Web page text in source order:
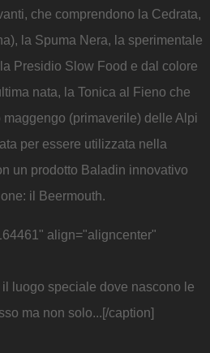
che comprendono la Cedrata,
la Spuma Nera, la sperimentale
Presidio Slow Food e dal colore
nata, la Tonica al Fieno che
(primaverile) delle Alpi
per essere utilizzata nella
un prodotto Baladin innovativo
il Beermouth.
align="aligncenter"
il luogo speciale dove nascono le
ma non solo...[/caption]